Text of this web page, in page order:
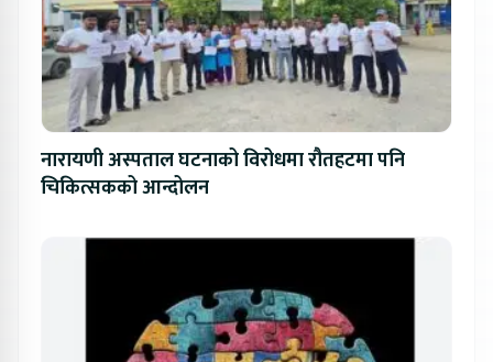
नारायणी अस्पताल घटनाको विरोधमा रौतहटमा पनि
चिकित्सकको आन्दोलन